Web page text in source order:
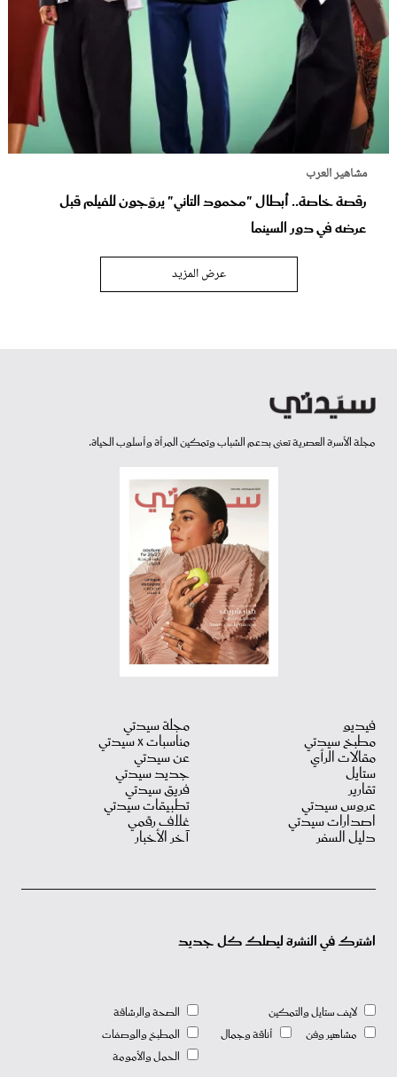
مشاهير العرب
رقصة خاصة.. أبطال "محمود التاني" يروّجون للفيلم قبل
عرضه في دور السينما
عرض المزيد
مجلة الأسرة العصرية تعنى بدعم الشباب وتمكين المرأة وأسلوب الحياة.
فيديو
مطبخ سيدتي
مقالات الرأي
ستايل
تقارير
عروس سيدتي
اصدارات سيدتي
دليل السفر
مجلة سيدتي
مناسبات X سيدتي
عن سيدتي
جديد سيدتي
فريق سيدتي
تطبيقات سيدتي
غلاف رقمي
آخر الأخبار
اشترك في النشرة ليصلك كل جديد
لايف ستايل والتمكين
مشاهير وفن
أناقة وجمال
الصحة والرشاقة
المطبخ والوصفات
الحمل والأمومة